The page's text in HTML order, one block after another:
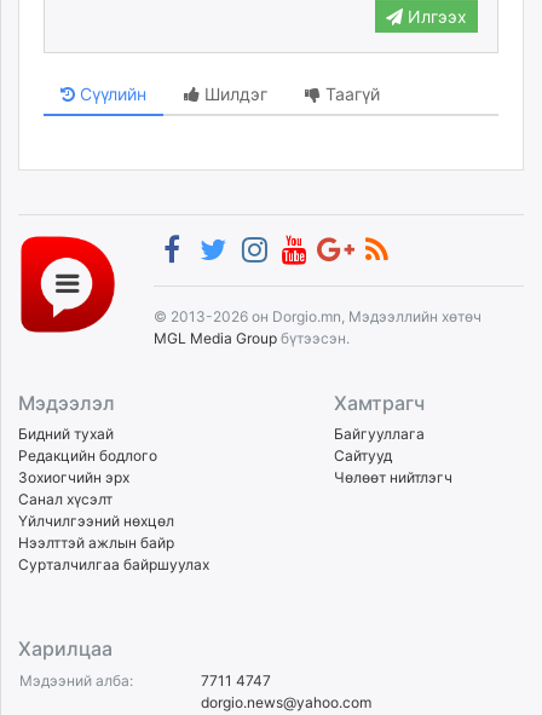
Илгээх
Сүүлийн Шилдэг Таагүй
© 2013-2026 он Dorgio.mn, Мэдээллийн хөтөч
MGL Media Group бүтээсэн.
Мэдээлэл
Бидний тухай
Редакцийн бодлого
Зохиогчийн эрх
Санал хүсэлт
Үйлчилгээний нөхцөл
Нээлттэй ажлын байр
Сурталчилгаа байршуулах
Хамтрагч
Байгууллага
Сайтууд
Чөлөөт нийтлэгч
Харилцаа
Мэдээний алба:
7711 4747
dorgio.news@yahoo.com